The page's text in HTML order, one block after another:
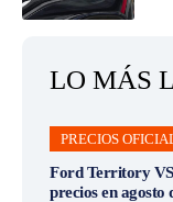
LO MÁS
PRECIOS
Ford Territory
precios en agosto